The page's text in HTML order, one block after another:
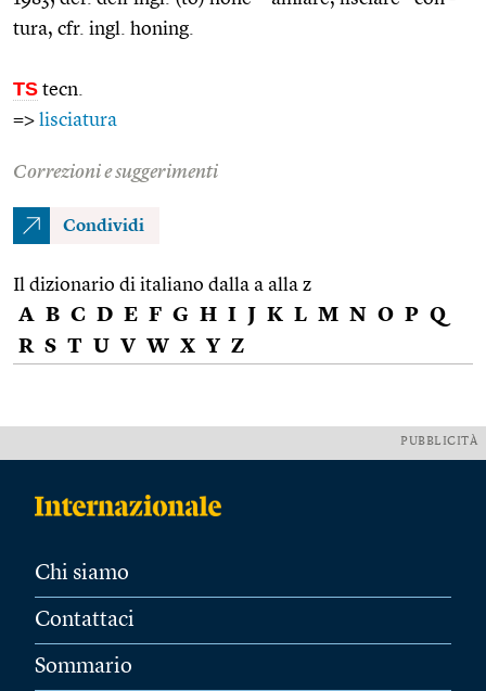
tura, cfr. ingl. honing.
TS tecn.
=> lisciatura
Correzioni e suggerimenti
Condividi
Il dizionario di italiano dalla a alla z
A B C D E F G H I J K L M N O P Q
R S T U V W X Y Z
PUBBLICITÀ
Chi siamo
Contattaci
Sommario